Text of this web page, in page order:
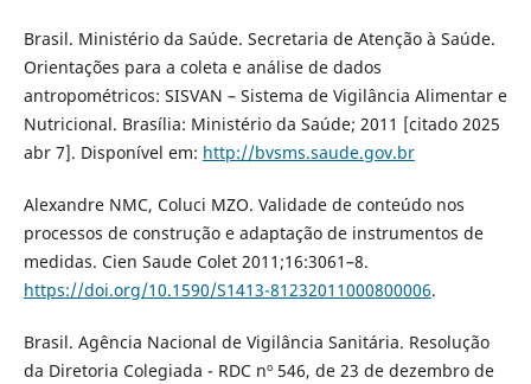
Brasil. Ministério da Saúde. Secretaria de Atenção à Saúde.
Orientações para a coleta e análise de dados
antropométricos: SISVAN – Sistema de Vigilância Alimentar e
Nutricional. Brasília: Ministério da Saúde; 2011 [citado 2025
abr 7]. Disponível em: http://bvsms.saude.gov.br
Alexandre NMC, Coluci MZO. Validade de conteúdo nos
processos de construção e adaptação de instrumentos de
medidas. Cien Saude Colet 2011;16:3061–8.
https://doi.org/10.1590/S1413-81232011000800006.
Brasil. Agência Nacional de Vigilância Sanitária. Resolução
da Diretoria Colegiada - RDC nº 546, de 23 de dezembro de